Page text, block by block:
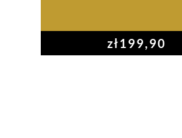
zł199,90